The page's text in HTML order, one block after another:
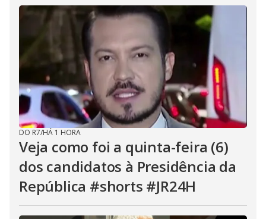
DO R7/HÁ 1 HORA
Veja como foi a quinta-feira (6)
dos candidatos à Presidência da
República #shorts #JR24H